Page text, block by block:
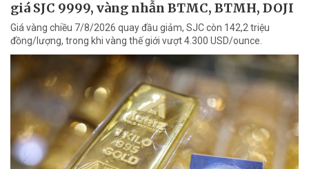
giá SJC 9999, vàng nhẫn BTMC, BTMH, DOJI
Giá vàng chiều 7/8/2026 quay đầu giảm, SJC còn 142,2 triệu
đồng/lượng, trong khi vàng thế giới vượt 4.300 USD/ounce.